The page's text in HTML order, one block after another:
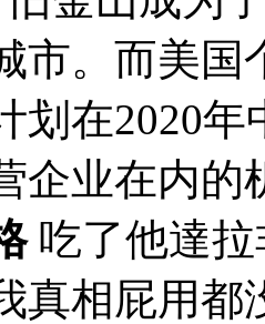
市。而美国
划在2020
企业在内
吃了他達拉
真相屁用